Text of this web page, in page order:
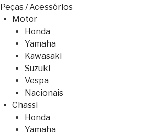
Peças / Acessórios
Motor
Honda
Yamaha
Kawasaki
Suzuki
Vespa
Nacionais
Chassi
Honda
Yamaha